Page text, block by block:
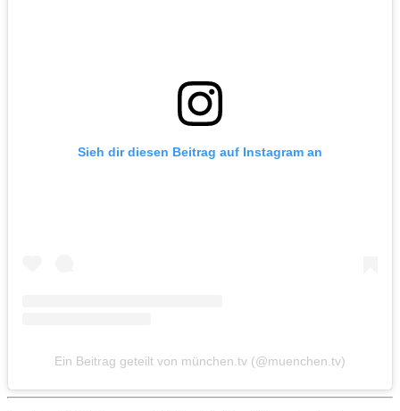
Sieh dir diesen Beitrag auf Instagram an
Ein Beitrag geteilt von münchen.tv (@muenchen.tv)